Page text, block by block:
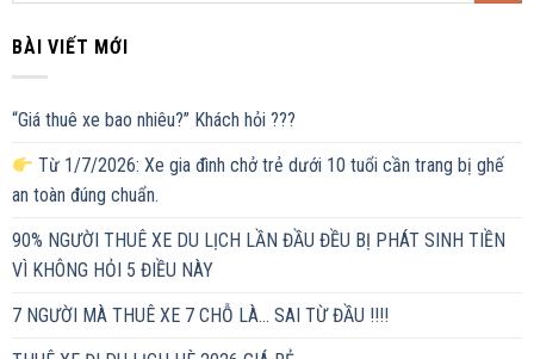
BÀI VIẾT MỚI
“Giá thuê xe bao nhiêu?” Khách hỏi ???
Từ 1/7/2026: Xe gia đình chở trẻ dưới 10 tuổi cần trang bị ghế
an toàn đúng chuẩn.
90% NGƯỜI THUÊ XE DU LỊCH LẦN ĐẦU ĐỀU BỊ PHÁT SINH TIỀN
VÌ KHÔNG HỎI 5 ĐIỀU NÀY
7 NGƯỜI MÀ THUÊ XE 7 CHỖ LÀ… SAI TỪ ĐẦU !!!!